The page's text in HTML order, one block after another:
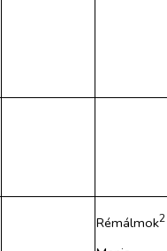
Rémálmok2